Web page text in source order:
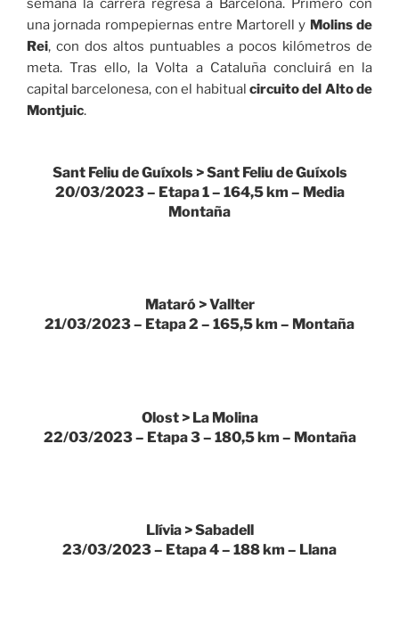
semana la carrera regresa a Barcelona. Primero con
una jornada rompepiernas entre Martorell y Molins de
Rei, con dos altos puntuables a pocos kilómetros de
meta. Tras ello, la Volta a Cataluña concluirá en la
capital barcelonesa, con el habitual circuito del Alto de
Montjuic.
Sant Feliu de Guíxols > Sant Feliu de Guíxols
20/03/2023 – Etapa 1 – 164,5 km – Media
Montaña
Mataró > Vallter
21/03/2023 – Etapa 2 – 165,5 km – Montaña
Olost > La Molina
22/03/2023 – Etapa 3 – 180,5 km – Montaña
Llívia > Sabadell
23/03/2023 – Etapa 4 – 188 km – Llana